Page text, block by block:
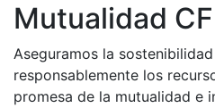
Mutualidad
Aseguramos la
responsablemente los
promesa de la mutualidad e